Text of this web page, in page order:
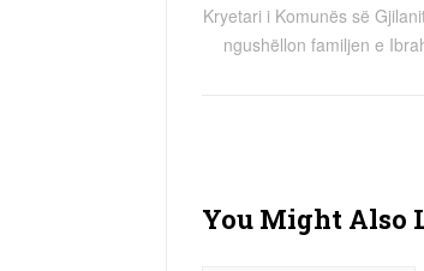
Kryetari i Komunës së
ngushëllon familjen e
You Might Also